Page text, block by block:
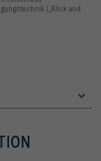
(„Klick and